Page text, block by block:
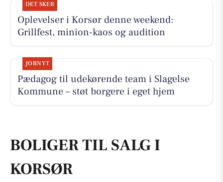
DET SKER
Oplevelser i Korsør denne weekend:
Grillfest, minion-kaos og audition
JOBNYT
Pædagog til udekørende team i Slagelse
Kommune – støt borgere i eget hjem
BOLIGER TIL SALG I
KORSØR